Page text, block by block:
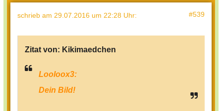
schrieb am 29.07.2016 um 22:28 Uhr: #539
Zitat von: Kikimaedchen
Looloox3:
Dein Bild!